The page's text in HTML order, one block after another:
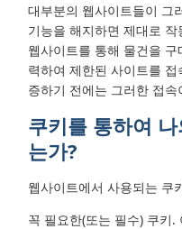
대부분의 웹사이트들이 그
기능을 해지하면 제대로
웹사이트를 통해 물건을
력하여 제한된 사이트를
증하기 전에는 그러한 접
쿠키를 통하여
는가?
웹사이트에서 사용되는 쿠
꼭 필요한(또는 필수) 쿠키